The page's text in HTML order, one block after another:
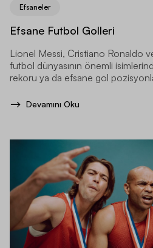
Efsaneler
Efsane Futbol Golleri
Lionel Messi, Cristiano Ronaldo
futbol dünyasının önemli
rekoru ya da efsane gol
Devamını Oku